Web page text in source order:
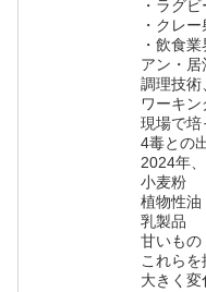
・ラグ
・クレ
・飲食
アン・居
調理技術
ワーキン
現場で培
4毒との
2024年
小麦粉
植物性油
乳製品
甘いもの
これら
大きく変